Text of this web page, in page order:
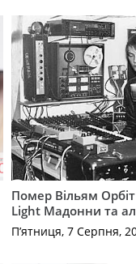
Помер Вільям
Light Мадонни та
П’ятниця, 7 Серпня,